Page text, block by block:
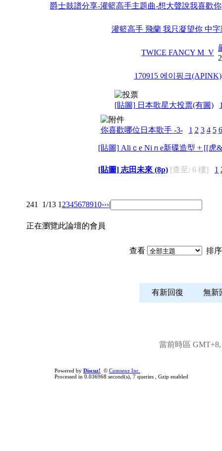
爵士鼓譜分享-灌籃高手主題曲-想大聲說我喜歡
灌籃高手 飛蘭 我只凝望你 中
TWICE FANCY M_V
170915 에이핑크(APINK)
[貼圖] 日本歌星大投票(有圖)
你喜歡哪位日本歌手 -3- 1 2 3 4 5 6
[貼圖] Aliｃe Niｎe新碟造型 + [[虎
[貼圖] 志田未來 (8p) [查至: 6 樓] 1
241 1/13 1 2345678910›››|
正在瀏覽此論壇的會員
查看 排
有新回復 無
當前時區 GMT+8,
Powered by Discuz! © Comsenz Inc.
Processed in 0.036968 second(s), 7 queries , Gzip enabled